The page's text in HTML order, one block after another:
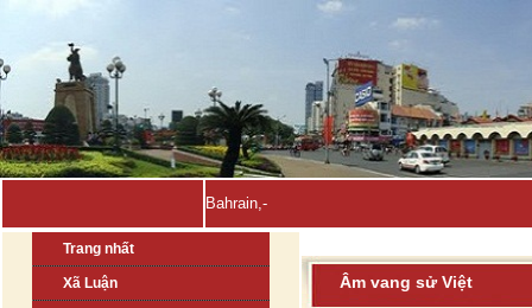
Bahrain, Kuwait tuyên bố đẩ_
Trang nhất
Xã Luận Âm vang sử Việt